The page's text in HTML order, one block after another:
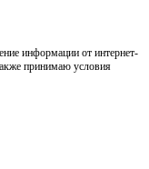
информации от интернет-
принимаю условия